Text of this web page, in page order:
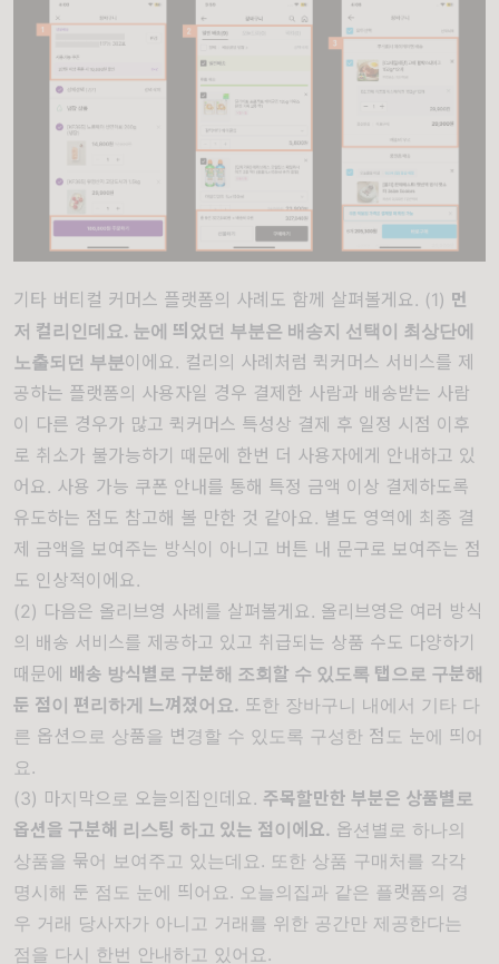
기타 버티컬 커머스 플랫폼의 사례도 함께 살펴볼게요. (1) 먼
저 컬리인데요. 눈에 띄었던 부분은 배송지 선택이 최상단에
노출되던 부분이에요. 컬리의 사례처럼 퀵커머스 서비스를 제
공하는 플랫폼의 사용자일 경우 결제한 사람과 배송받는 사람
이 다른 경우가 많고 퀵커머스 특성상 결제 후 일정 시점 이후
로 취소가 불가능하기 때문에 한번 더 사용자에게 안내하고 있
어요. 사용 가능 쿠폰 안내를 통해 특정 금액 이상 결제하도록
유도하는 점도 참고해 볼 만한 것 같아요. 별도 영역에 최종 결
제 금액을 보여주는 방식이 아니고 버튼 내 문구로 보여주는 점
도 인상적이에요.
(2) 다음은 올리브영 사례를 살펴볼게요. 올리브영은 여러 방식
의 배송 서비스를 제공하고 있고 취급되는 상품 수도 다양하기
때문에 배송 방식별로 구분해 조회할 수 있도록 탭으로 구분해
둔 점이 편리하게 느껴졌어요. 또한 장바구니 내에서 기타 다
른 옵션으로 상품을 변경할 수 있도록 구성한 점도 눈에 띄어
요.
(3) 마지막으로 오늘의집인데요. 주목할만한 부분은 상품별로
옵션을 구분해 리스팅 하고 있는 점이에요. 옵션별로 하나의
상품을 묶어 보여주고 있는데요. 또한 상품 구매처를 각각
명시해 둔 점도 눈에 띄어요. 오늘의집과 같은 플랫폼의 경
우 거래 당사자가 아니고 거래를 위한 공간만 제공한다는
점을 다시 한번 안내하고 있어요.